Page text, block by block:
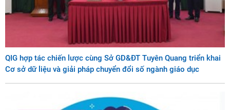
QIG hợp tác chiến lược cùng Sở GD&ĐT Tuyên Quang triển khai
Cơ sở dữ liệu và giải pháp chuyển đổi số ngành giáo dục